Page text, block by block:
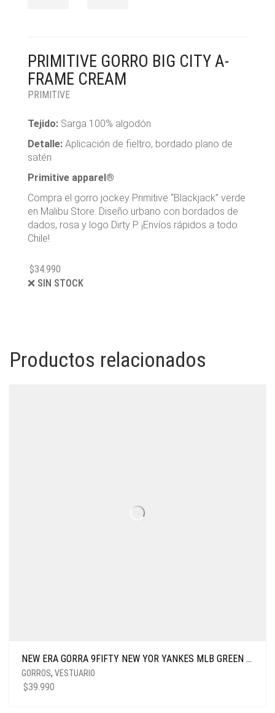
PRIMITIVE GORRO BIG CITY A-
FRAME CREAM
PRIMITIVE
Tejido: Sarga 100% algodón
Detalle: Aplicación de fieltro, bordado plano de
satén
Primitive apparel®
Compra el gorro jockey Primitive “Blackjack” verde
en Malibu Store. Diseño urbano con bordados de
dados, rosa y logo Dirty P. ¡Envíos rápidos a todo
Chile!
$34.990
❌ SIN STOCK
Productos relacionados
NEW ERA GORRA 9FIFTY NEW YOR YANKES MLB GREEN MED
GORROS, VESTUARIO
$39.990